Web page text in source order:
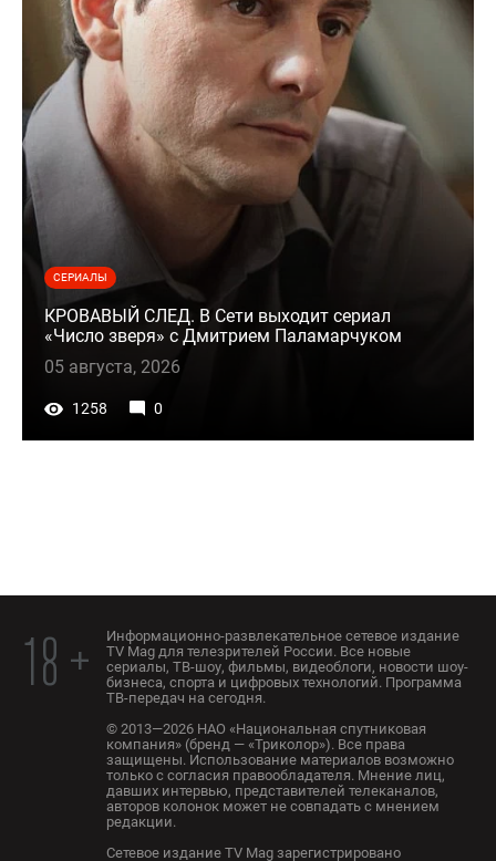
СЕРИАЛЫ
КРОВАВЫЙ СЛЕД. В Сети выходит сериал
«Число зверя» с Дмитрием Паламарчуком
05 августа, 2026
1258 0
18 +
Информационно-развлекательное сетевое издание
TV Mag для телезрителей России. Все новые
сериалы, ТВ-шоу, фильмы, видеоблоги, новости шоу-
бизнеса, спорта и цифровых технологий. Программа
ТВ-передач на сегодня.
© 2013—2026 НАО «Национальная спутниковая
компания» (бренд — «Триколор»). Все права
защищены. Использование материалов возможно
только с согласия правообладателя. Мнение лиц,
давших интервью, представителей телеканалов,
авторов колонок может не совпадать с мнением
редакции.
Сетевое издание TV Mag зарегистрировано